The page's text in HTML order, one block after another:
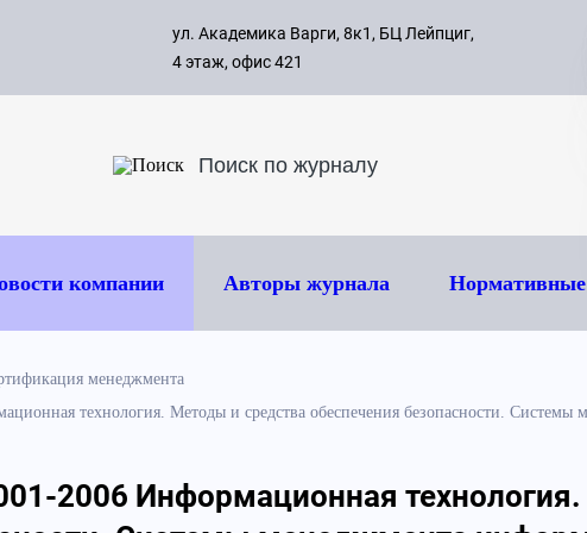
с 09:00
8 495
ул. Академика Варги, 8к1, БЦ Лейпциг,
4 этаж, офис 421
компании Авторы журнала
менеджмента
технология. Методы и средства обеспечения безопасности. Системы
2006 Информационная